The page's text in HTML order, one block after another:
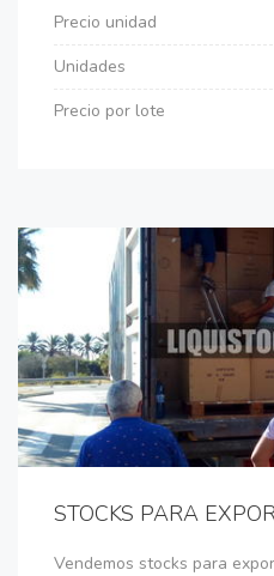
Precio unidad
Unidades
Precio por lote
STOCKS PARA
Vendemos stocks para